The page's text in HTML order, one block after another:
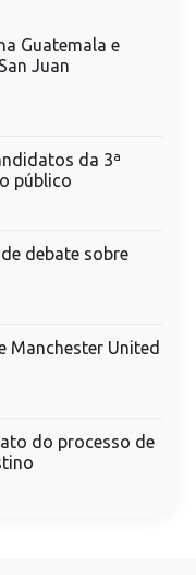
Guatemala e
Juan
da 3ª
público
debate sobre
Manchester United
do processo de